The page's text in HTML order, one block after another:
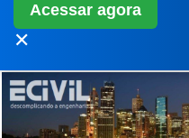
Acessar agora
✕